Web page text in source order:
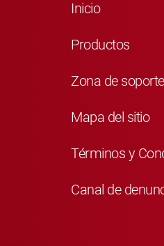
Inicio
Productos
Zona de soporte
Mapa del sitio
Términos y
Canal de